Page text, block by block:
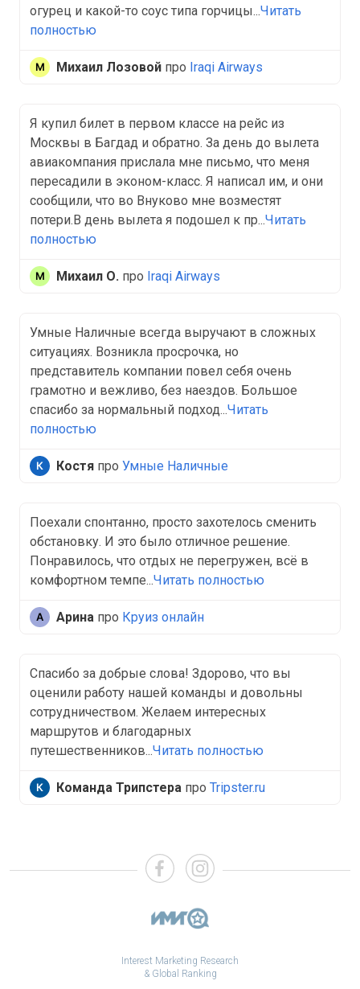
огурец и какой-то соус типа горчицы...Читать
полностью
Михаил Лозовой про Iraqi Airways
Я купил билет в первом классе на рейс из
Москвы в Багдад и обратно. За день до вылета
авиакомпания прислала мне письмо, что меня
пересадили в эконом-класс. Я написал им, и они
сообщили, что во Внуково мне возместят
потери.В день вылета я подошел к пр...Читать
полностью
Михаил О. про Iraqi Airways
Умные Наличные всегда выручают в сложных
ситуациях. Возникла просрочка, но
представитель компании повел себя очень
грамотно и вежливо, без наездов. Большое
спасибо за нормальный подход...Читать
полностью
Костя про Умные Наличные
Поехали спонтанно, просто захотелось сменить
обстановку. И это было отличное решение.
Понравилось, что отдых не перегружен, всё в
комфортном темпе...Читать полностью
Арина про Круиз онлайн
Спасибо за добрые слова! Здорово, что вы
оценили работу нашей команды и довольны
сотрудничеством. Желаем интересных
маршрутов и благодарных
путешественников...Читать полностью
Команда Трипстера про Tripster.ru
Interest Marketing Research
& Global Ranking